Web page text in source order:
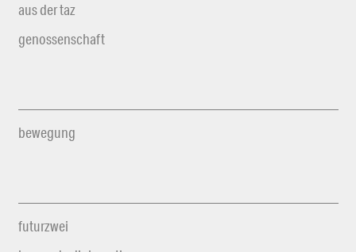
aus der taz
genossenschaft
bewegung
futurzwei